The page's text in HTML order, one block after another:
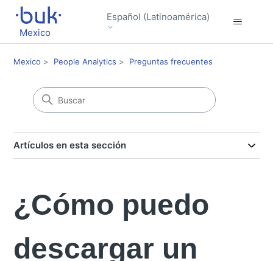
Mexico
Español (Latinoamérica)
Mexico People Analytics Preguntas frecuentes
Artículos en esta sección
¿Cómo puedo
descargar un